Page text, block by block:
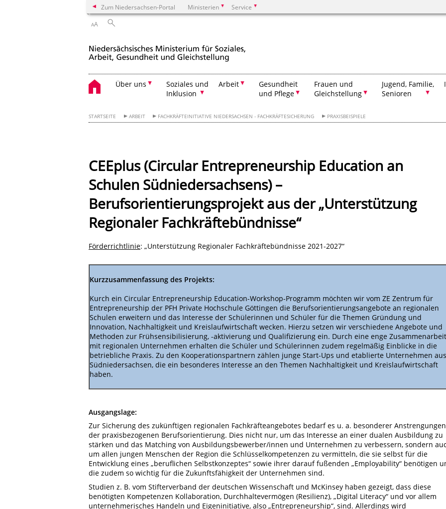
Zum Niedersachsen-Portal Ministerien Service
AA
Über uns
Soziales und
Inklusion
Arbeit
Gesundheit
und Pflege
Frauen und
Gleichstellung
Jugend, Familie,
Senioren
STARTSEITE ARBEIT FACHKRÄFTEINITIATIVE NIEDERSACHSEN - FACHKRÄFTESICHERUNG PRAXISBEISPIELE
CEEplus (Circular Entrepreneurship Education an
Schulen Südniedersachsens) –
Berufsorientierungsprojekt aus der „Unterstützung
Regionaler Fachkräftebündnisse“
Förderrichtlinie: „Unterstützung Regionaler Fachkräftebündnisse 2021-2027“
Kurzzusammenfassung des Projekts:
Kurch ein Circular Entrepreneurship Education-Workshop-Programm möchten wir vom ZE Zentrum für
Entrepreneurship der PFH Private Hochschule Göttingen die Berufsorientierungsangebote an regionalen
Schulen erweitern und das Interesse der Schülerinnen und Schüler für die Themen Gründung und
Innovation, Nachhaltigkeit und Kreislaufwirtschaft wecken. Hierzu setzen wir verschiedene Angebote und
Methoden zur Frühsensibilisierung, -aktivierung und Qualifizierung ein. Durch eine enge Zusammenarbeit
mit regionalen Unternehmen erhalten die Schüler und Schülerinnen zudem regelmäßig Einblicke in die
betriebliche Praxis. Zu den Kooperationspartnern zählen junge Start-Ups und etablierte Unternehmen aus
Südniedersachsen, die ein besonderes Interesse an den Themen Nachhaltigkeit und Kreislaufwirtschaft
haben.
Ausgangslage:
Zur Sicherung des zukünftigen regionalen Fachkräfteangebotes bedarf es u. a. besonderer
der praxisbezogenen Berufsorientierung. Dies nicht nur, um das Interesse an einer dualen Ausbildung zu
stärken und das Matching von Ausbildungsbewerber/innen und Unternehmen zu verbessern, sondern
um allen jungen Menschen der Region die Schlüsselkompetenzen zu vermitteln, die sie selbst für die
Entwicklung eines „beruflichen Selbstkonzeptes“ sowie ihrer darauf fußenden „Employability“ benötigen
die zudem so wichtig für die Zukunftsfähigkeit der Unternehmen sind.
Studien z. B. vom Stifterverband der deutschen Wissenschaft und McKinsey haben gezeigt, dass diese
benötigten Kompetenzen Kollaboration, Durchhaltevermögen (Resilienz), „Digital Literacy“ und vor allem
unternehmerisches Handeln und Eigeninitiative, also „Entrepreneurship“, sind. Allerdings wird